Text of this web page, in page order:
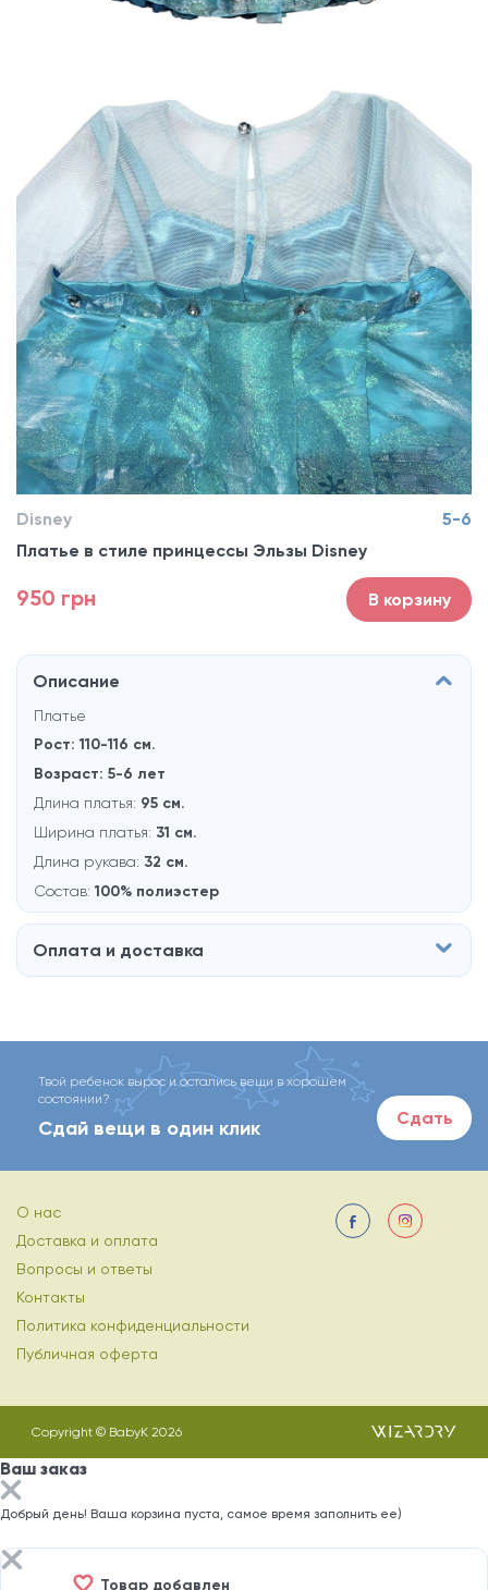
Disney
5-6
Платье в стиле принцессы Эльзы Disney
950 грн В корзину
Описание
Платье
Рост: 110-116 см.
Возраст: 5-6 лет
Длина платья: 95 см.
Ширина платья: 31 см.
Длина рукава: 32 см.
Состав: 100% полиэстер
Оплата и доставка
Твой ребенок вырос и остались вещи в хорошем
состоянии?
Сдай вещи в один клик Сдать
О нас
Доставка и оплата
Вопросы и ответы
Контакты
Политика конфиденциальности
Публичная оферта
Copyright © BabyK 2026
Ваш заказ
Добрый день! Ваша корзина пуста, самое время заполнить ее)
Товар добавлен